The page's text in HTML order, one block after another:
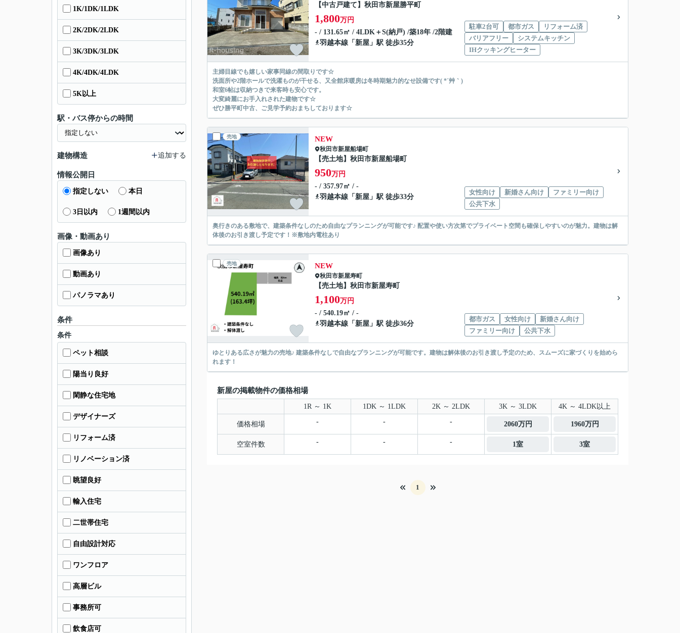
【中古戸建て】秋田市新屋勝平町
1,800万円
- / 131.65㎡ / 4LDK＋S(納戸) /築18年 /2階建
羽越本線 「新屋 」駅 徒歩35分
駐車2台可 都市ガス
リフォーム済
バリアフリー
システムキッチン
IHクッキングヒーター
主婦目線でも嬉しい家事同線の間取りです☆
洗面所や2階ホールで洗濯ものが干せる、又全館床暖房は冬時期魅力的なせ設備です( *´艸｀)
和室6帖は収納つきで来客時も安心です。
大変綺麗にお手入れされた建物です☆
ぜひ勝平町中古、ご見学予約おまちしております☆
売地 NEW
秋田市新屋船場町
【売土地】秋田市新屋船場町
950万円
- / 357.97㎡ / -
羽越本線 「新屋 」駅 徒歩33分
女性向け 新婚さん向け
ファミリー向け
公共下水
奥行きのある敷地で、建築条件なしのため自由なプランニングが可能です♪ 配置や使い方次第でプライベート空間も確保しやすいのが魅力。建物は解
体後のお引き渡し予定です！※敷地内電柱あり
売地 NEW
秋田市新屋寿町
【売土地】秋田市新屋寿町
1,100万円
- / 540.19㎡ / -
羽越本線 「新屋 」駅 徒歩36分
都市ガス 女性向け
新婚さん向け
ファミリー向け
公共下水
ゆとりある広さが魅力の売地♪ 建築条件なしで自由なプランニングが可能です。建物は解体後のお引き渡し予定のため、スムーズに家づくりを始めら
れます！
新屋の掲載物件の価格相場
1R ～ 1K 1DK ～ 1LDK 2K ～ 2LDK 3K ～ 3LDK 4K ～ 4LDK以上
価格相場 - - - 2060万円 1960万円
空室件数 - - - 1室 3室
1
1K/1DK/1LDK
2K/2DK/2LDK
3K/3DK/3LDK
4K/4DK/4LDK
5K以上
駅・バス停からの時間
建物構造 追加する
情報公開日
指定しない 本日
3日以内 1週間以内
画像・動画あり
画像あり
動画あり
パノラマあり
条件
条件
ペット相談
陽当り良好
閑静な住宅地
デザイナーズ
リフォーム済
リノベーション済
眺望良好
輸入住宅
二世帯住宅
自由設計対応
ワンフロア
高層ビル
事務所可
飲食店可